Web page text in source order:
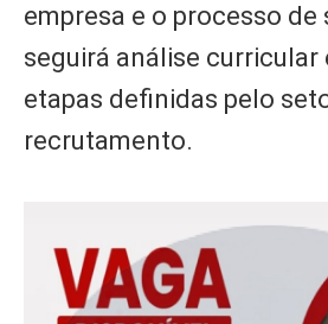
empresa e o processo de
seguirá análise curricular
etapas definidas pelo
recrutamento.